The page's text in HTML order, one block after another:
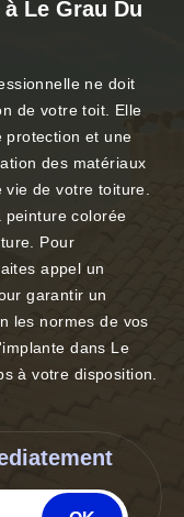
Le Grau Du
ne doit
de votre toit. Elle
protection et une
des matériaux
vie de votre toiture.
peinture colorée
Pour
appel un
garantir un
les normes de vos
dans Le
à votre disposition.